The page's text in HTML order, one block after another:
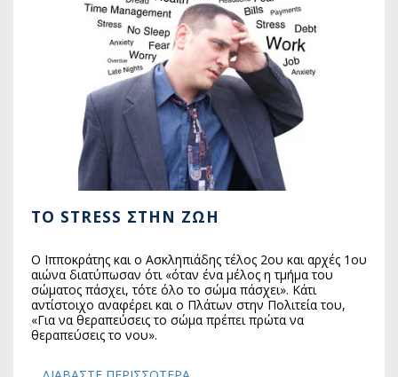
ΤO STRESS ΣΤΗΝ ΖΩΉ
Ο Ιπποκράτης και ο Ασκληπιάδης τέλος 2ου και αρχές 1ου
αιώνα διατύπωσαν ότι «όταν ένα μέλος η τμήμα του
σώματος πάσχει, τότε όλο το σώμα πάσχει». Κάτι
αντίστοιχο αναφέρει και ο Πλάτων στην Πολιτεία του,
«Για να θεραπεύσεις το σώμα πρέπει πρώτα να
θεραπεύσεις το νου».